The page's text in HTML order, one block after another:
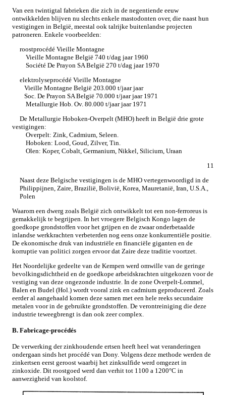
Van een twintigtal fabrieken die zich in de negentiende eeuw
ontwikkelden blijven nu slechts enkele mastodonten over, die naast hun
vestigingen in België, meestal ook talrijke buitenlandse projecten
patroneren. Enkele voorbeelden:
roostprocédé Vieille Montagne
Vieille Montagne België 740 t/dag jaar 1960
Société De Prayon SA België 270 t/dag jaar 1970
elektrolyseprocédé Vieille Montagne
Vieille Montagne België 203.000 t/jaar jaar
Soc. De Prayon SA België 70.000 t/jaar jaar 1971
Metallurgie Hob. Ov. 80.000 t/jaar jaar 1971
De Metallurgie Hoboken-Overpelt (MHO) heeft in België drie grote
vestigingen:
Overpelt: Zink, Cadmium, Seleen.
Hoboken: Lood, Goud, Zilver, Tin.
Olen: Koper, Cobalt, Germanium, Nikkel, Silicium, Uraan
11
Naast deze Belgische vestigingen is de MHO vertegenwoordigd in de
Philippijnen, Zaire, Brazilië, Bolivië, Korea, Mauretanië, Iran, U.S.A.,
Polen
Waarom een dwerg zoals België zich ontwikkelt tot een non-ferroreus is
gemakkelijk te begrijpen. In het vroegere Belgisch Kongo lagen de
goedkope grondstoffen voor het grijpen en de zwaar onderbetaalde
inlandse werkkrachten verbeterden nog eens onze konkurrentiële positie.
De ekonomische druk van industriële en financiële giganten en de
korruptie van politici zorgen ervoor dat Zaire deze traditie voortzet.
Het Noordelijke gedeelte van de Kempen werd omwille van de geringe
bevolkingsdichtheid en de goedkope arbeidskrachten uitgekozen voor de
vestiging van deze ongezonde industrie. In de zone Overpelt-Lommel,
Balen en Budel (Hol.) wordt vooral zink en cadmium geproduceerd. Zoals
eerder al aangehaald komen deze samen met een hele reeks secundaire
metalen voor in de gebruikte grondstoffen. De verontreiniging die deze
industrie teweegbrengt is dan ook zeer complex.
B. Fabricage-procédés
De verwerking der zinkhoudende ertsen heeft heel wat veranderingen
ondergaan sinds het procédé van Dony. Volgens deze methode werden de
zinkertsen eerst geroost waarbij het zinksulfide werd omgezet in
zinkoxide. Dit roostgoed werd dan verhit tot 1100 a 1200°C in
aanwezigheid van koolstof.